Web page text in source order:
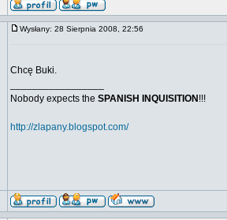
Wysłany: 28 Sierpnia 2008, 22:56
Chcę Buki.
Nobody expects the SPANISH INQUISITION !!!
http://zlapany.blogspot.com/